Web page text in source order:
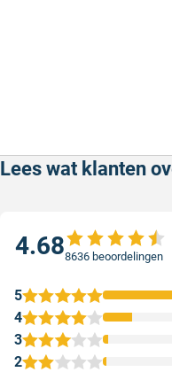
Lees wat klanten
4.688636 beoordelingen
2
3
4
5